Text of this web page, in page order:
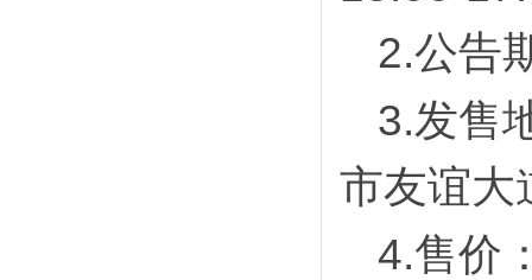
2.公告
3.发售
市友谊大
4.售价